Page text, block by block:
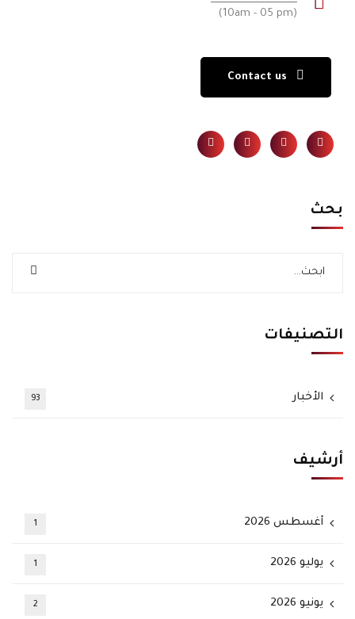
(10am - 05 pm)
Contact us
بحث
التصنيفات
الأخبار 93
أرشيف
أغسطس 2026 1
يوليو 2026 1
يونيو 2026 2